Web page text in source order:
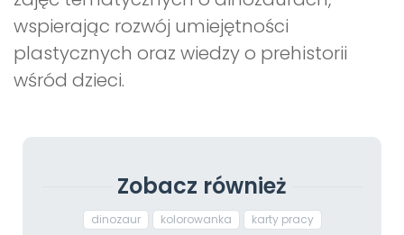
wspierając rozwój umiejętności
plastycznych oraz wiedzy o prehistorii
wśród dzieci.
Zobacz również
dinozaur kolorowanka karty pracy